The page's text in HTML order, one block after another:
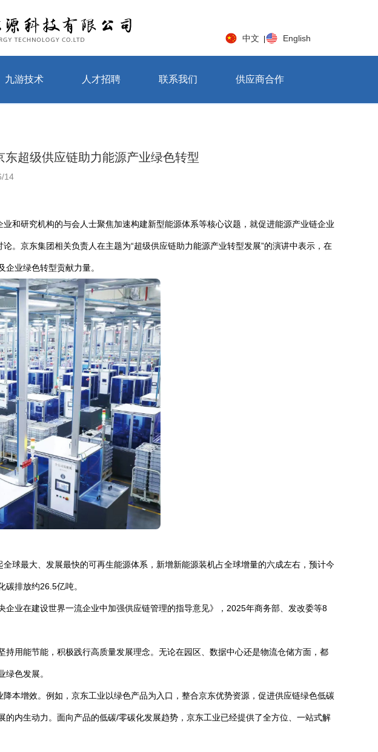
中文 | English
九游技术 人才招聘 联系我们 供应商合作
超级供应链助力能源产业绿色转型
14
和研究机构的与会人士聚焦加速构建新型能源体系等核心议题，就促进能源产业链企业
。京东集团相关负责人在主题为“超级供应链助力能源产业转型发展”的演讲中表示，在
业绿色转型贡献力量。
球最大、发展最快的可再生能源体系，新增新能源装机占全球增量的六成左右，预计今
排放约26.5亿吨。
业在建设世界一流企业中加强供应链管理的指导意见》，2025年商务部、发改委等8
用能节能，积极践行高质量发展理念。无论在园区、数据中心还是物流仓储方面，都
色发展。
本增效。例如，京东工业以绿色产品为入口，整合京东优势资源，促进供应链绿色低碳
内生动力。面向产品的低碳/零碳化发展趋势，京东工业已经提供了全方位、一站式解